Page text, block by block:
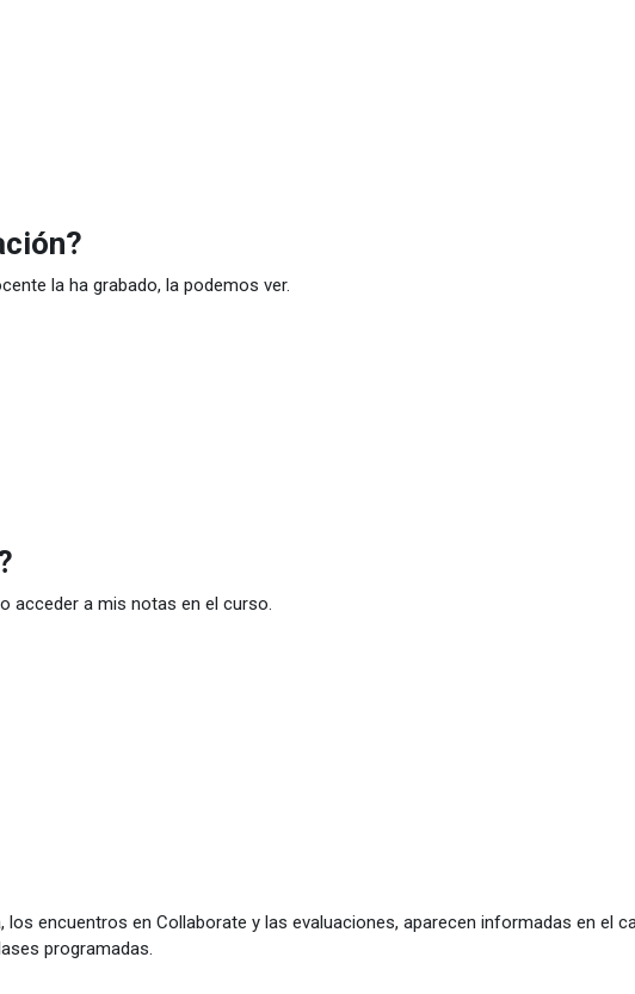
la ha grabado, la podemos ver.
acceder a mis notas en el curso.
encuentros en Collaborate y las evaluaciones, aparecen informadas en el
programadas.